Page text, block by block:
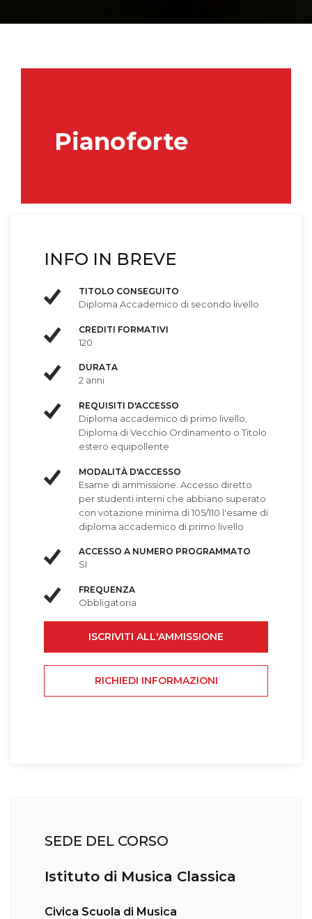
Pianoforte
INFO IN BREVE
TITOLO CONSEGUITO
Diploma Accademico di secondo livello
CREDITI FORMATIVI
120
DURATA
2 anni
REQUISITI D'ACCESSO
Diploma accademico di primo livello,
Diploma di Vecchio Ordinamento o Titolo
estero equipollente
MODALITÀ D'ACCESSO
Esame di ammissione. Accesso diretto
per studenti interni che abbiano superato
con votazione minima di 105/110 l'esame di
diploma accademico di primo livello
ACCESSO A NUMERO PROGRAMMATO
SI
FREQUENZA
Obbligatoria
ISCRIVITI ALL'AMMISSIONE
RICHIEDI INFORMAZIONI
SEDE DEL CORSO
Istituto di Musica Classica
Civica Scuola di Musica